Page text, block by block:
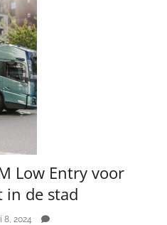
Low Entry voor
de stad
8, 2024